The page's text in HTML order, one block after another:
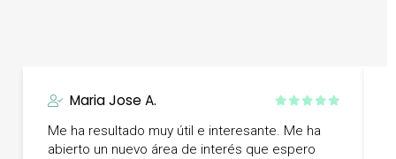
Maria Jose A.
Me ha resultado muy útil e interesante. Me ha
abierto un nuevo área de interés que espero